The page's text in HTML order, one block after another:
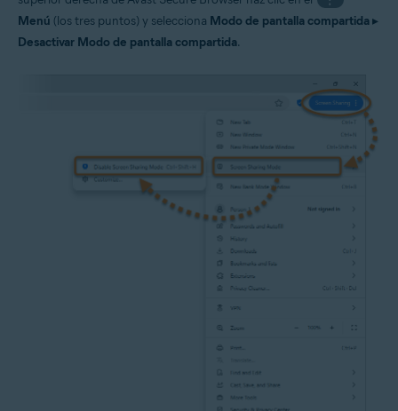
Menú (los tres puntos) y selecciona Modo de pantalla compartida▸
Desactivar Modo de pantalla compartida.